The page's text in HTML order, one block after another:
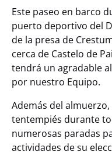
Este paseo en barco
puerto deportivo del
de la presa de
cerca de Castelo de
tendrá un agradable
por nuestro Equipo.
Además del
tentempiés durante
numerosas paradas
actividades de su